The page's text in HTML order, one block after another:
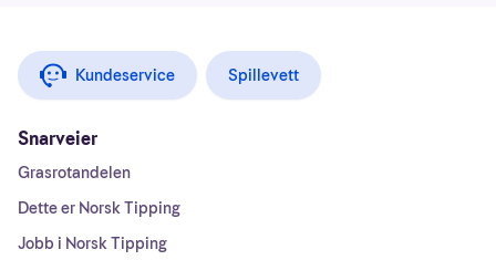
Kundeservice Spillevett
Snarveier
Grasrotandelen
Dette er Norsk Tipping
Jobb i Norsk Tipping